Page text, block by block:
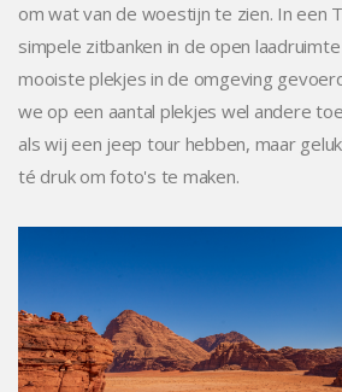
om wat van de woestijn te zien. In een
simpele zitbanken in de open
mooiste plekjes in de omgeving
we op een aantal plekjes wel andere
als wij een jeep tour hebben, maar
té druk om foto's te maken.